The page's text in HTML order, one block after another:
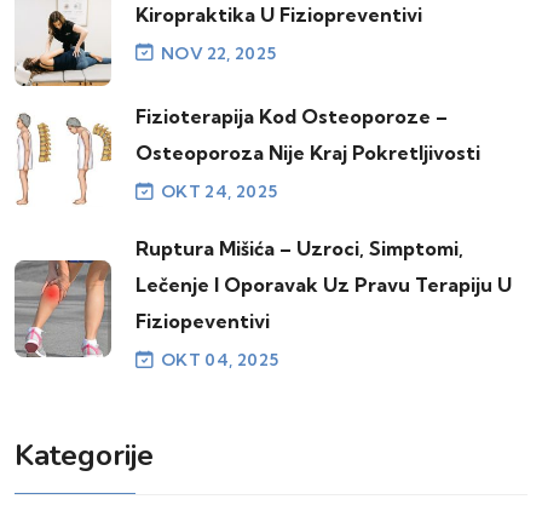
Kiropraktika U Fiziopreventivi
NOV 22, 2025
Fizioterapija Kod Osteoporoze –
Osteoporoza Nije Kraj Pokretljivosti
OKT 24, 2025
Ruptura Mišića – Uzroci, Simptomi,
Lečenje I Oporavak Uz Pravu Terapiju U
Fiziopeventivi
OKT 04, 2025
Kategorije